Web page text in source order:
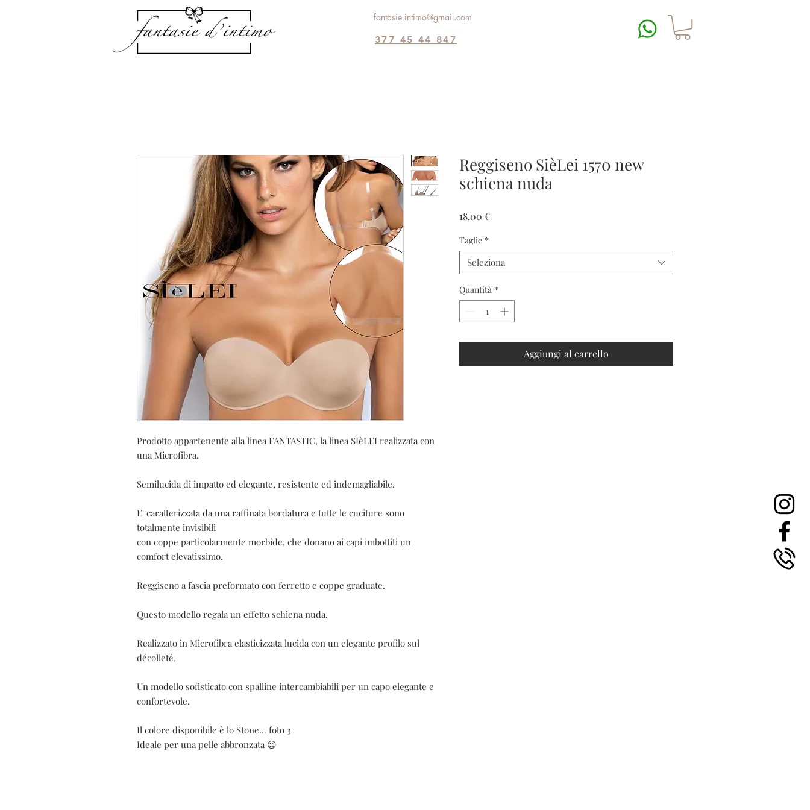
fantasie.intimo@gmail.com
377 45 44 847
Prodotto appartenente alla linea FANTASTIC, la linea SIèLEI realizzata con
una Microfibra.
Semilucida di impatto ed elegante, resistente ed indemagliabile.
E' caratterizzata da una raffinata bordatura e tutte le cuciture sono
totalmente invisibili
con coppe particolarmente morbide, che donano ai capi imbottiti un
comfort elevatissimo.
Reggiseno a fascia preformato con ferretto e coppe graduate.
Questo modello regala un effetto schiena nuda.
Realizzato in Microfibra elasticizzata lucida con un elegante profilo sul
décolleté.
Un modello sofisticato con spalline intercambiabili per un capo elegante e
confortevole.
Il colore disponibile è lo Stone... foto 3
Ideale per una pelle abbronzata 😉
Reggiseno SièLei 1570 new
schiena nuda
18,00 €Prezzo
Taglie *
Seleziona
Quantità *
Aggiungi al carrello